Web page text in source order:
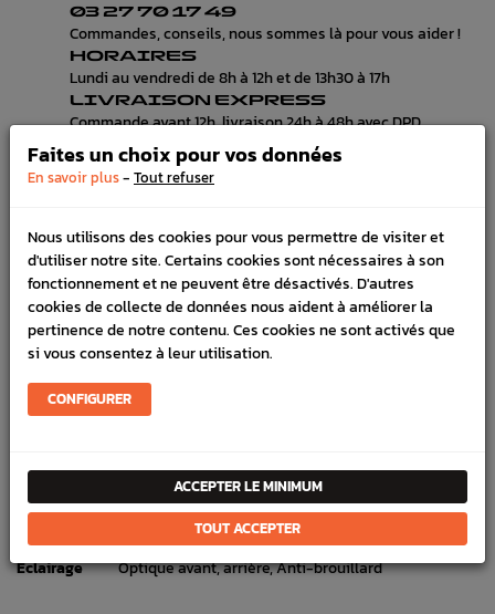
03 27 70 17 49
Commandes, conseils, nous sommes là pour vous aider !
HORAIRES
Lundi au vendredi de 8h à 12h et de 13h30 à 17h
LIVRAISON EXPRESS
Commande avant 12h, livraison 24h à 48h avec DPD
PAIEMENT CB
100% sécurisé, payez en 3x, 4x ou 10x avec frais votre
commande
DÉTAILS DU PRODUIT
LIVRAISON
VÉHICULES COMPATIBLE
SCHÉMA CONSTRUCTEUR
Éclairage
Optique avant, arrière, Anti-brouillard
Faites un choix pour vos données
En savoir plus- Tout refuser
Nous utilisons des cookies pour vous permettre de visiter et
d'utiliser notre site. Certains cookies sont nécessaires à son
fonctionnement et ne peuvent être désactivés. D'autres
cookies de collecte de données nous aident à améliorer la
pertinence de notre contenu. Ces cookies ne sont activés que
si vous consentez à leur utilisation.
CONFIGURER
ACCEPTER LE MINIMUM
TOUT ACCEPTER